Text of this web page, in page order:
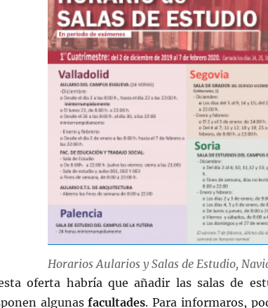
Horarios Aularios y Salas de Estudio,
oferta habría que añadir las salas de
algunasfacultades. Para informaros,